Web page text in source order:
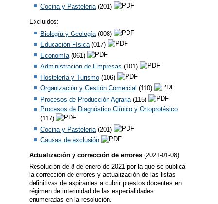
Cocina y Pastelería(201)
Excluidos:
Biología y Geología(008)
Educación Física(017)
Economía(061)
Administración de Empresas (101)
Hostelería y Turismo (106)
Organización y Gestión Comercial (110)
Procesos de Producción Agraria(115)
Procesos de Diagnóstico Clínico y Ortoprotésico
(117)
Cocina y Pastelería (201)
Causas de exclusión
Actualización y corrección de errores (2021-01-08)
Resolución de 8 de enero de 2021 por la que se publica
la corrección de errores y actualización de las listas
definitivas de aspirantes a cubrir puestos docentes en
régimen de interinidad de las especialidades
enumeradas en la resolución.